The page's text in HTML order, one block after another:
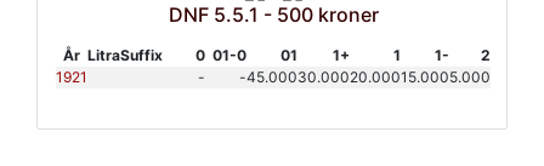
DNF 5.5.1 - 500 kroner
År LitraSuffix 0 01-0 01 1+ 1 1-
2
1921
- -45.00030.00020.00015.0005.000